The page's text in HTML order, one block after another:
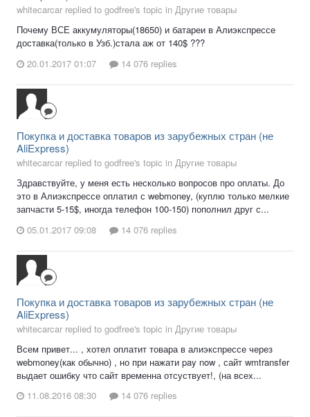
whitecarcar replied to godfree's topic in Другие товары
Почему ВСЕ аккумуляторы(18650) и батареи в Алиэкспрессе
доставка(только в Узб.)стала аж от 140$ ???
20.01.2017 01:07
14 076 replies
Покупка и доставка товаров из зарубежных стран (не
AliExpress)
whitecarcar replied to godfree's topic in Другие товары
Здравствуйте, у меня есть несколько вопросов про оплаты. До
это в Алиэкспрессе оплатил с webmoney, (куплю только мелкие
запчасти 5-15$, иногда телефон 100-150) пополнил друг с...
05.01.2017 09:08
14 076 replies
Покупка и доставка товаров из зарубежных стран (не
AliExpress)
whitecarcar replied to godfree's topic in Другие товары
Всем привет... , хотел оплатит товара в алиэкспрессе через
webmoney(как обычно) , но при нажати pay now , сайт wmtransfer
выдает ошибку что сайт временна отсуствует!, (на всех...
11.08.2016 08:30
14 076 replies